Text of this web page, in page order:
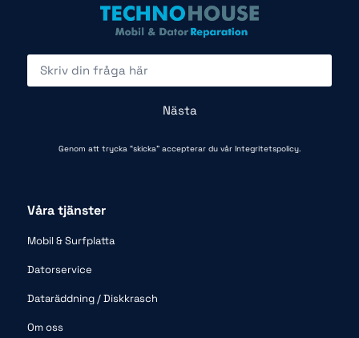
Nästa
Genom att trycka “skicka” accepterar du vår Integritetspolicy.
Våra tjänster
Mobil & Surfplatta
Datorservice
Dataräddning / Diskkrasch
Om oss